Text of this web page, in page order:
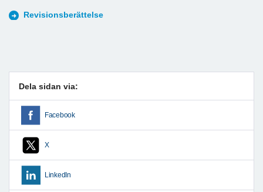
Revisionsberättelse
Dela sidan via:
Facebook
X
LinkedIn